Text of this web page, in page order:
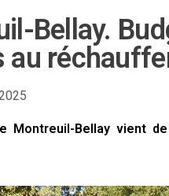
Bellay.
au
Montreuil-Bellay vient